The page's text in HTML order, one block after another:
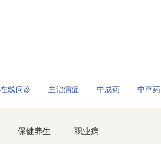
线问诊 主治病症 中成药 中草药
保健养生 职业病